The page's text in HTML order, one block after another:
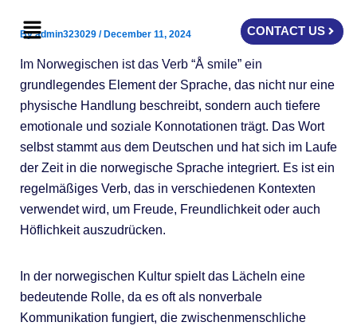
Menu CONTACT US
Byadmin323029 /December 11, 2024
Im Norwegischen ist das Verb “Å smile” ein
grundlegendes Element der Sprache, das nicht nur eine
physische Handlung beschreibt, sondern auch tiefere
emotionale und soziale Konnotationen trägt. Das Wort
selbst stammt aus dem Deutschen und hat sich im Laufe
der Zeit in die norwegische Sprache integriert. Es ist ein
regelmäßiges Verb, das in verschiedenen Kontexten
verwendet wird, um Freude, Freundlichkeit oder auch
Höflichkeit auszudrücken.
In der norwegischen Kultur spielt das Lächeln eine
bedeutende Rolle, da es oft als nonverbale
Kommunikation fungiert, die zwischenmenschliche